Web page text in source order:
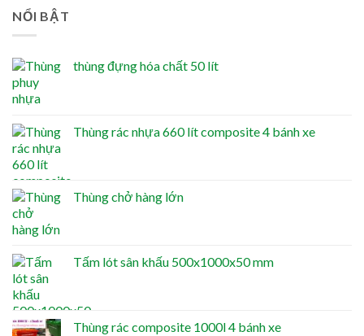
NỔI BẬT
thùng đựng hóa chất 50 lít
Thùng rác nhựa 660 lít composite 4 bánh xe
Thùng chở hàng lớn
Tấm lót sân khấu 500x1000x50 mm
Thùng rác composite 1000l 4 bánh xe